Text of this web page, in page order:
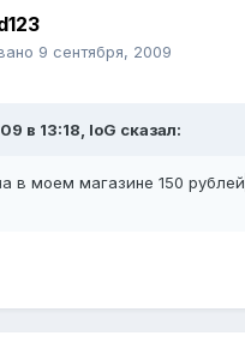
9 сентября, 2009
в 13:18, IoG сказал:
в моем магазине 150 рублей